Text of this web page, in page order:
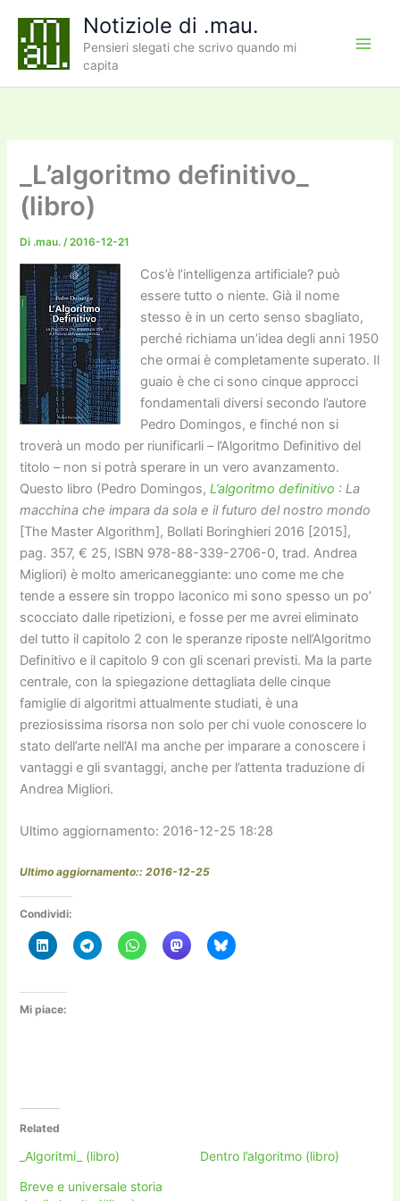
contenuto
Notiziole di .mau.
Pensieri slegati che scrivo quando mi
capita
_L’algoritmo definitivo_
(libro)
Di .mau./2016-12-21
Cos’è l’intelligenza artificiale? può
essere tutto o niente. Già il nome
stesso è in un certo senso sbagliato,
perché richiama un’idea degli anni 1950
che ormai è completamente superato. Il
guaio è che ci sono cinque approcci
fondamentali diversi secondo l’autore
Pedro Domingos, e finché non si
troverà un modo per riunificarli – l’Algoritmo Definitivo del
titolo – non si potrà sperare in un vero avanzamento.
Questo libro (Pedro Domingos,L’algoritmo definitivo : La
macchina che impara da sola e il futuro del nostro mondo
[The Master Algorithm], Bollati Boringhieri 2016 [2015],
pag. 357, € 25, ISBN 978-88-339-2706-0, trad. Andrea
Migliori) è molto americaneggiante: uno come me che
tende a essere sin troppo laconico mi sono spesso un po’
scocciato dalle ripetizioni, e fosse per me avrei eliminato
del tutto il capitolo 2 con le speranze riposte nell’Algoritmo
Definitivo e il capitolo 9 con gli scenari previsti. Ma la parte
centrale, con la spiegazione dettagliata delle cinque
famiglie di algoritmi attualmente studiati, è una
preziosissima risorsa non solo per chi vuole conoscere lo
stato dell’arte nell’AI ma anche per imparare a conoscere i
vantaggi e gli svantaggi, anche per l’attenta traduzione di
Andrea Migliori.
Ultimo aggiornamento: 2016-12-25 18:28
Ultimo aggiornamento:: 2016-12-25
Condividi:
Mi piace:
Related
_Algoritmi_ (libro)
Dentro l’algoritmo (libro)
Breve e universale storia